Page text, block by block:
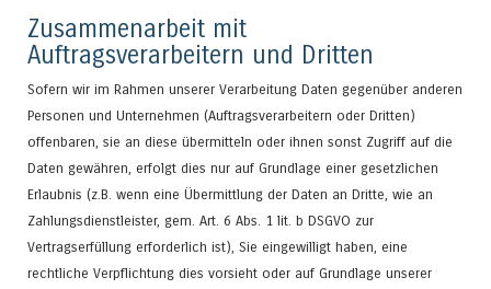
Zusammenarbeit mit
Auftragsverarbeitern und Dritten
Sofern wir im Rahmen unserer Verarbeitung Daten gegenüber anderen
Personen und Unternehmen (Auftragsverarbeitern oder Dritten)
offenbaren, sie an diese übermitteln oder ihnen sonst Zugriff auf die
Daten gewähren, erfolgt dies nur auf Grundlage einer gesetzlichen
Erlaubnis (z.B. wenn eine Übermittlung der Daten an Dritte, wie an
Zahlungsdienstleister, gem. Art. 6 Abs. 1 lit. b DSGVO zur
Vertragserfüllung erforderlich ist), Sie eingewilligt haben, eine
rechtliche Verpflichtung dies vorsieht oder auf Grundlage unserer